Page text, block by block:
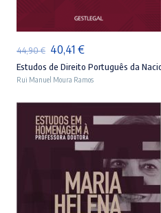
44,90€ O
preço
original
era:
44,90 €.
40,41 €O
preço
atual
é:
40,41 €.
Estudos de Direito Português da
Rui Manuel Moura Ramos